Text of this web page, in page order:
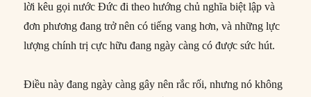
lời kêu gọi nước Đức đi theo hướng chủ nghĩa biệt lập và
đơn phương đang trở nên có tiếng vang hơn, và những lực
lượng chính trị cực hữu đang ngày càng có được sức hút.
Điều này đang ngày càng gây nên rắc rối, nhưng nó không